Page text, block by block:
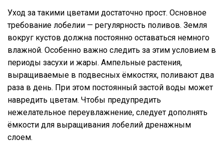
Уход за такими цветами достаточно прост. Основное
требование лобелии — регулярность поливов. Земля
вокруг кустов должна постоянно оставаться немного
влажной. Особенно важно следить за этим условием в
периоды засухи и жары. Ампельные растения,
выращиваемые в подвесных ёмкостях, поливают два
раза в день. При этом постоянный застой воды может
навредить цветам. Чтобы предупредить
нежелательное переувлажнение, следует дополнять
ёмкости для выращивания лобелий дренажным
слоем.